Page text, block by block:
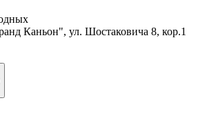
Каньон", ул. Шостаковича 8, кор.1